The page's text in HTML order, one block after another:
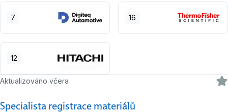
7 16
12
Specialista registrace materiálů
Aktualizováno včera